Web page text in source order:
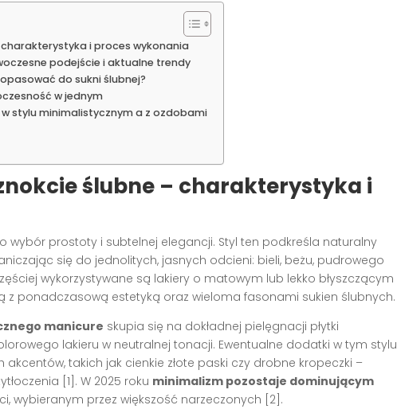
i proces wykonania
podejście i aktualne trendy
do sukni ślubnej?
w jednym
stylu minimalistycznym a z ozdobami
ślubne – charakterystyka i
wybór prostoty i subtelnej elegancji. Styl ten podkreśla naturalny
się do jednolitych, jasnych odcieni: bieli, beżu, pudrowego
wykorzystywane są lakiery o matowym lub lekko błyszczącym
z ponadczasową estetyką oraz wieloma fasonami sukien ślubnych.
manicure skupia się na dokładnej pielęgnacji płytki
lakieru w neutralnej tonacji. Ewentualne dodatki w tym stylu
takich jak cienkie złote paski czy drobne kropeczki –
[1]. W 2025 roku minimalizm pozostaje dominującym
wybieranym przez większość narzeczonych [2].